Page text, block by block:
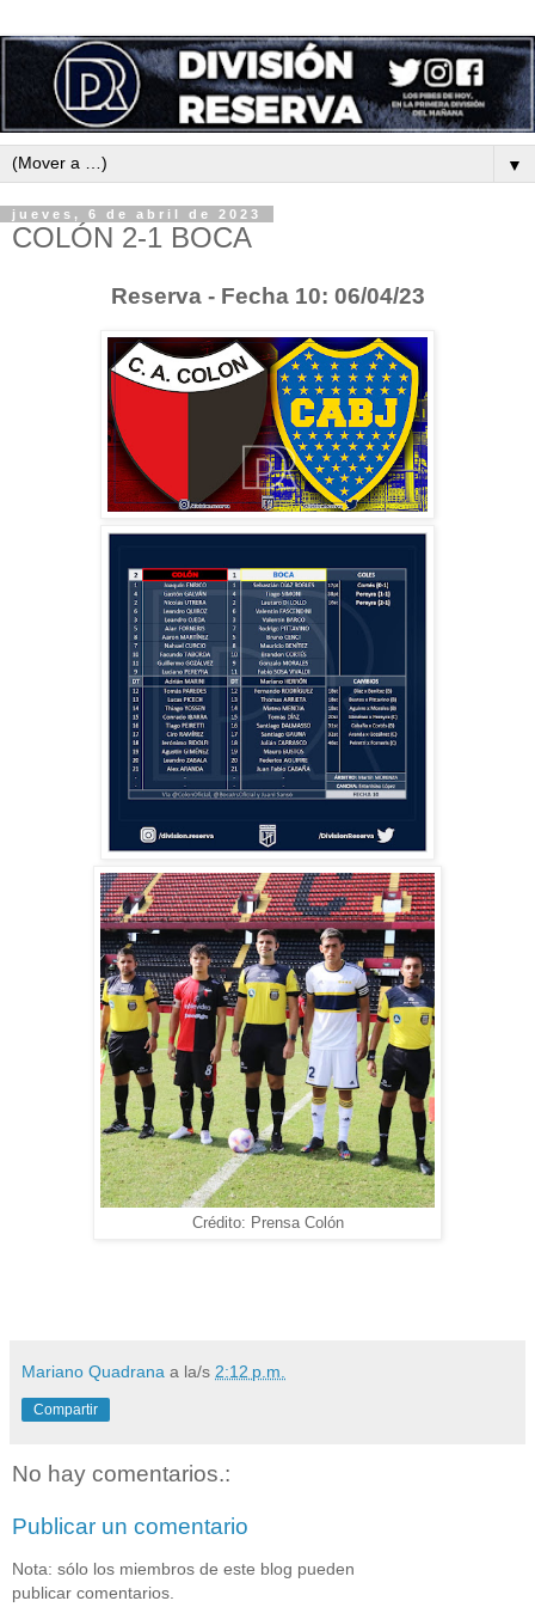
▼
jueves, 6 de abril de 2023
COLÓN 2-1 BOCA
Reserva - Fecha 10: 06/04/23
Crédito: Prensa Colón
Mariano Quadrana a la/s 2:12 p.m.
Compartir
No hay comentarios.:
Publicar un comentario
Nota: sólo los miembros de este blog pueden
publicar comentarios.